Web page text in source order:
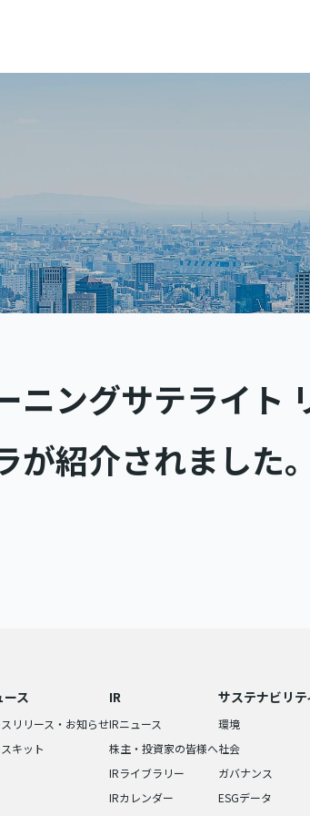
ニングサテライト
紹介されました。
ース
リリース・お知らせ
キット
IR
IRニュース
株主・投資家の皆様へ
IRライブラリー
IRカレンダー
サステナビリテ
環境
社会
ガバナンス
ESGデータ